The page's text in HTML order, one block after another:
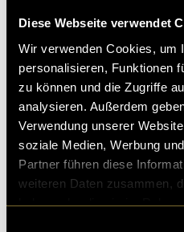
Diese Webseite verwendet
Wir verwenden Cookies, um
personalisieren, Funktionen
zu können und die Zugriffe
analysieren. Außerdem
Verwendung unserer
soziale Medien, Werbung
Partner führen diese
weiteren Daten zusammen,
Ähnliche Artikel